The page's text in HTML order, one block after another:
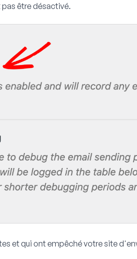
être désactivé.
et qui ont empêché votre site